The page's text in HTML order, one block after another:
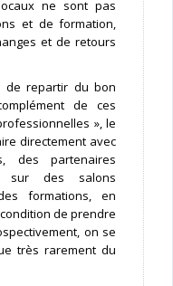
ne sont pas
et de formation,
et de retours
de repartir du bon
de ces
», le
directement avec
des partenaires
sur des salons
formations, en
de prendre
on se
très rarement du